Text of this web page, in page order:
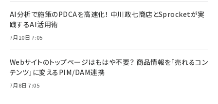
AI分析で施策のPDCAを高速化！ 中川政七商店とSprocketが実
践するAI活用術
7月10日 7:05
Webサイトのトップページはもはや不要？ 商品情報を「売れるコン
テンツ」に変えるPIM/DAM連携
7月8日 7:05